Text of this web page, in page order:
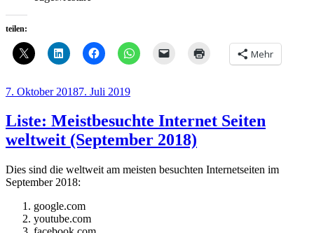
teilen:
Mehr
Veröffentlicht
7. Oktober 20187. Juli 2019
Liste: Meistbesuchte Internet Seiten
weltweit (September 2018)
Dies sind die weltweit am meisten besuchten Internetseiten im
September 2018:
google.com
youtube.com